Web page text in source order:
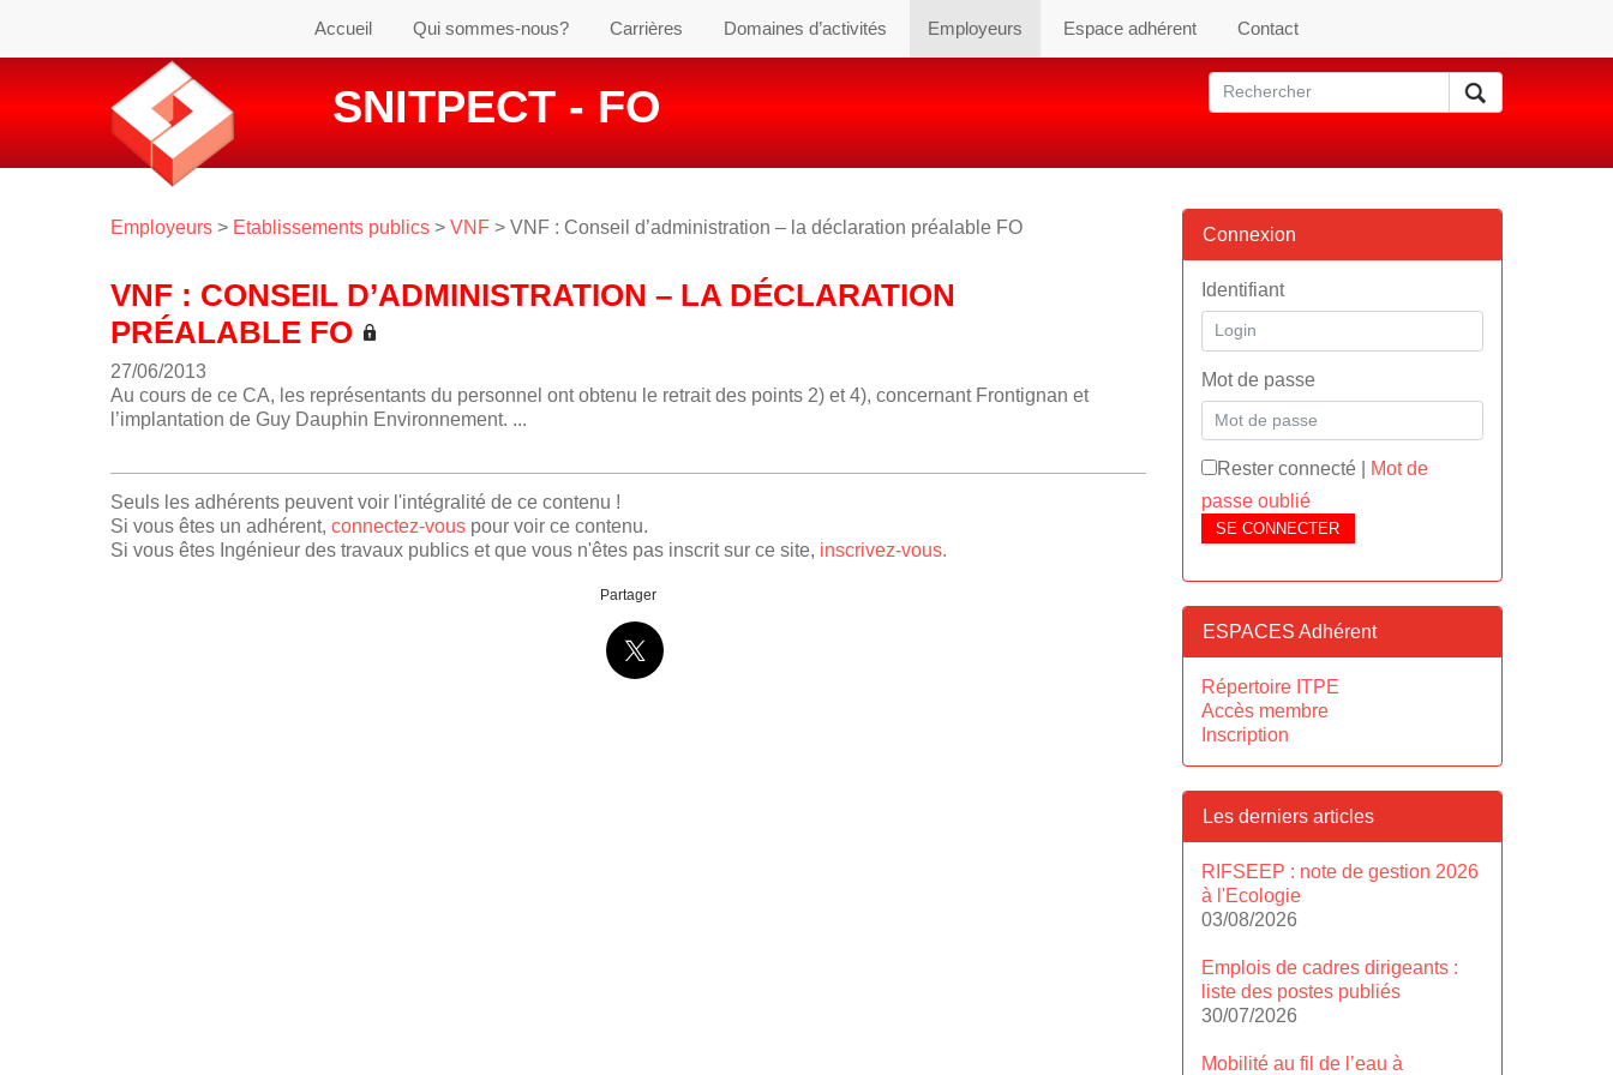
Accueil Qui sommes-nous? Carrières Domaines d’activités Employeurs Espace adhérent Contact
SNITPECT - FO
Employeurs > Etablissements publics > VNF > VNF : Conseil d’administration – la déclaration préalable FO
VNF : CONSEIL D’ADMINISTRATION – LA DÉCLARATION
PRÉALABLE FO
27/06/2013
Au cours de ce CA, les représentants du personnel ont obtenu le retrait des points 2) et 4), concernant Frontignan et
l’implantation de Guy Dauphin Environnement. ...
Seuls les adhérents peuvent voir l'intégralité de ce contenu !
Si vous êtes un adhérent, connectez-vous pour voir ce contenu.
Si vous êtes Ingénieur des travaux publics et que vous n'êtes pas inscrit sur ce site, inscrivez-vous.
Partager
Connexion
Identifiant
Mot de passe
Rester connecté|
Mot de
passe oublié
SE CONNECTER
ESPACES Adhérent
Répertoire ITPE
Accès membre
Inscription
Les derniers articles
RIFSEEP : note de gestion 2026
à l'Ecologie
03/08/2026
Emplois de cadres dirigeants :
liste des postes publiés
30/07/2026
Mobilité au fil de l’eau à